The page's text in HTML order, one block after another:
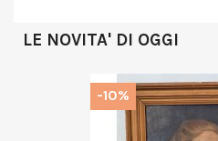
LE NOVITA' DI OGGI
-10%